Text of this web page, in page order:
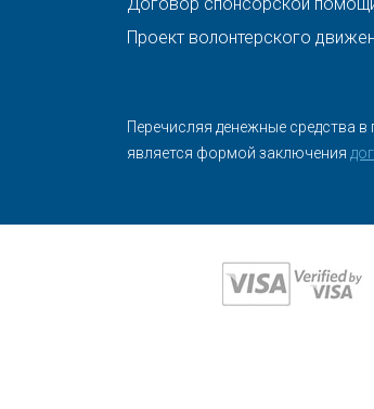
Проект волонтерского
Перечисляя денежные средства
является формой заключения